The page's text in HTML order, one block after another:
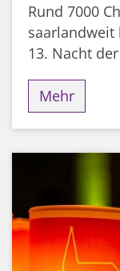
Rund 7000
saarlandweit
13. Nacht
Mehr